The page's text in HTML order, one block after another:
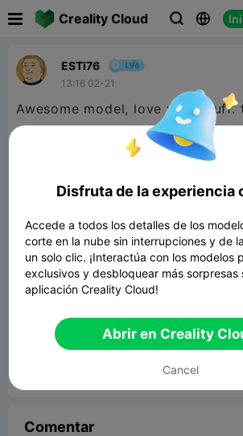
Creality Cloud  
ESTI76
13:16 02-21
Awesome model, love your stuff.
Snow Patrol Gnomes
36.90MB Modelo 3D relacionado
Comentar
Disfruta de la experiencia
Accede a todos los detalles de los
corte en la nube sin interrupciones y de
un solo clic. ¡Interactúa con los modelos
exclusivos y desbloquear más sorpresas
aplicación Creality Cloud!
Abrir en Creality
Cancel